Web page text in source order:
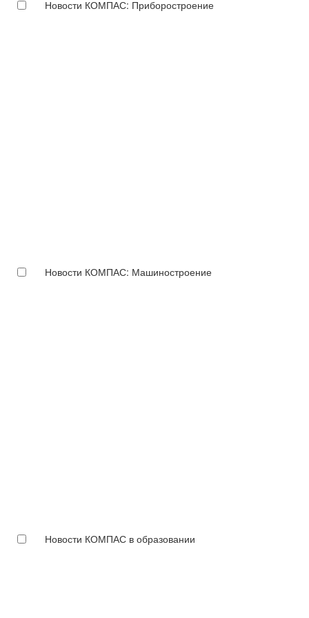
Новости КОМПАС: Приборостроение
Новости КОМПАС: Машиностроение
Новости КОМПАС в образовании